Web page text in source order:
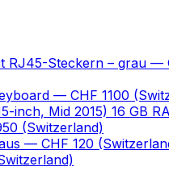
RJ45-Steckern – grau —
— CHF 1100
inch, Mid 2015) 16 GB
(Switzerland)
— CHF 120